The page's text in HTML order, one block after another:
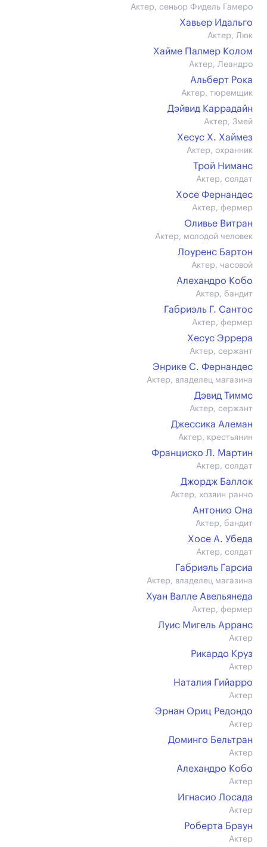
Актер, сеньор Фидель Гамеро
Хавьер Идальго
Актер, Люк
Хайме Палмер Колом
Актер, Леандро
Альберт Рока
Актер, тюремщик
Дэйвид Каррадайн
Актер, Змей
Хесус Х. Хаймез
Актер, охранник
Трой Ниманс
Актер, солдат
Хосе Фернандес
Актер, фермер
Оливье Витран
Актер, молодой человек
Лоуренс Бартон
Актер, часовой
Алехандро Кобо
Актер, бандит
Габриэль Г. Сантос
Актер, фермер
Хесус Эррера
Актер, сержант
Энрике С. Фернандес
Актер, владелец магазина
Дэвид Тиммс
Актер, сержант
Джессика Алеман
Актер, крестьянин
Франциско Л. Мартин
Актер, солдат
Джордж Баллок
Актер, хозяин ранчо
Антонио Она
Актер, бандит
Хосе А. Убеда
Актер, солдат
Габриэль Гарсиа
Актер, владелец магазина
Хуан Валле Авельянеда
Актер, фермер
Луис Мигель Арранс
Актер
Рикардо Круз
Актер
Наталия Гийарро
Актер
Эрнан Ориц Редондо
Актер
Доминго Бельтран
Актер
Алехандро Кобо
Актер
Игнасио Лосада
Актер
Роберта Браун
Актер